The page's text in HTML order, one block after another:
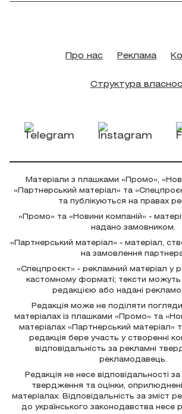
Про нас Реклама
Структура
Матеріали з плашками «Промо»,
«Партнерський матеріал» та
та публікуються на правах
«Промо» та «Новини компаній» -
надано замовником.
«Партнерський матеріал» - матеріал,
на замовлення
«Спецпроєкт» - рекламний матеріал у
кастомному форматі; тексти можуть
редакцією або надані
Редакція може не поділяти
матеріалах із плашками «Промо» та
матеріалах «Партнерський матеріал»
редакція бере участь у створенні
відповідальність за рекламні
рекламодавець.
Редакція не несе відповідальності
твердження та оцінки,
матеріалах. Відповідальність за зміст
до українського законодавства несе